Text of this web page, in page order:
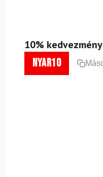
10%
nyar10